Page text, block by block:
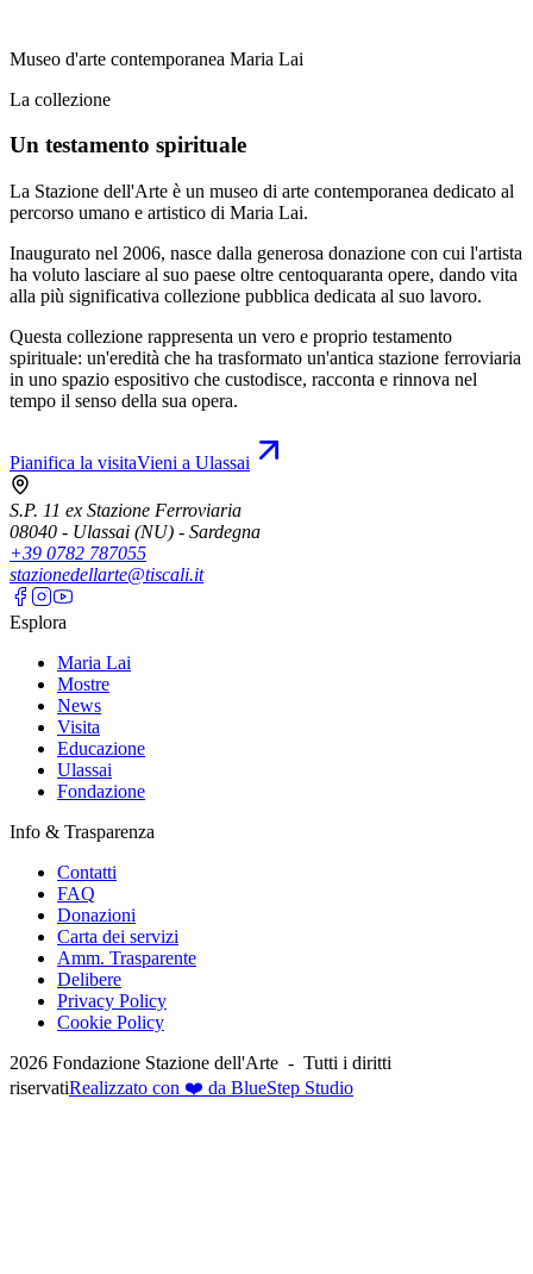
Museo d'arte contemporanea Maria Lai
La collezione
Un testamento spirituale
La Stazione dell'Arte è un museo di arte contemporanea dedicato al
percorso umano e artistico di Maria Lai.
Inaugurato nel 2006, nasce dalla generosa donazione con cui l'artista
ha voluto lasciare al suo paese oltre centoquaranta opere, dando vita
alla più significativa collezione pubblica dedicata al suo lavoro.
Questa collezione rappresenta un vero e proprio testamento
spirituale: un'eredità che ha trasformato un'antica stazione ferroviaria
in uno spazio espositivo che custodisce, racconta e rinnova nel
tempo il senso della sua opera.
Pianifica la visitaVieni a Ulassai
S.P. 11 ex Stazione Ferroviaria
08040 - Ulassai (NU) - Sardegna
+39 0782 787055
stazionedellarte@tiscali.it
Esplora
Maria Lai
Mostre
News
Visita
Educazione
Ulassai
Fondazione
Info & Trasparenza
Contatti
FAQ
Donazioni
Carta dei servizi
Amm. Trasparente
Delibere
Privacy Policy
Cookie Policy
2026 Fondazione Stazione dell'Arte - Tutti i diritti
riservatiRealizzato con ❤️ da BlueStep Studio